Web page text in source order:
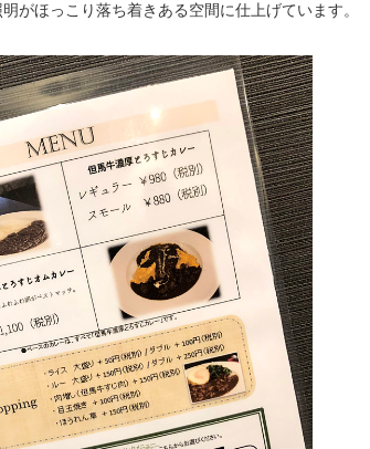
がほっこり落ち着きある空間に仕上げています。